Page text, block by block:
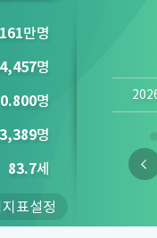
만명
명
0.800명
명
83.7세
표설정